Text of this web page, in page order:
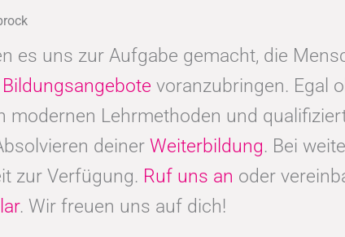
es uns zur Aufgabe gemacht, die
voranzubringen. Egal
modernen Lehrmethoden und
deiner Weiterbildung. Bei
zur Verfügung. Ruf uns an oder
. Wir freuen uns auf dich!